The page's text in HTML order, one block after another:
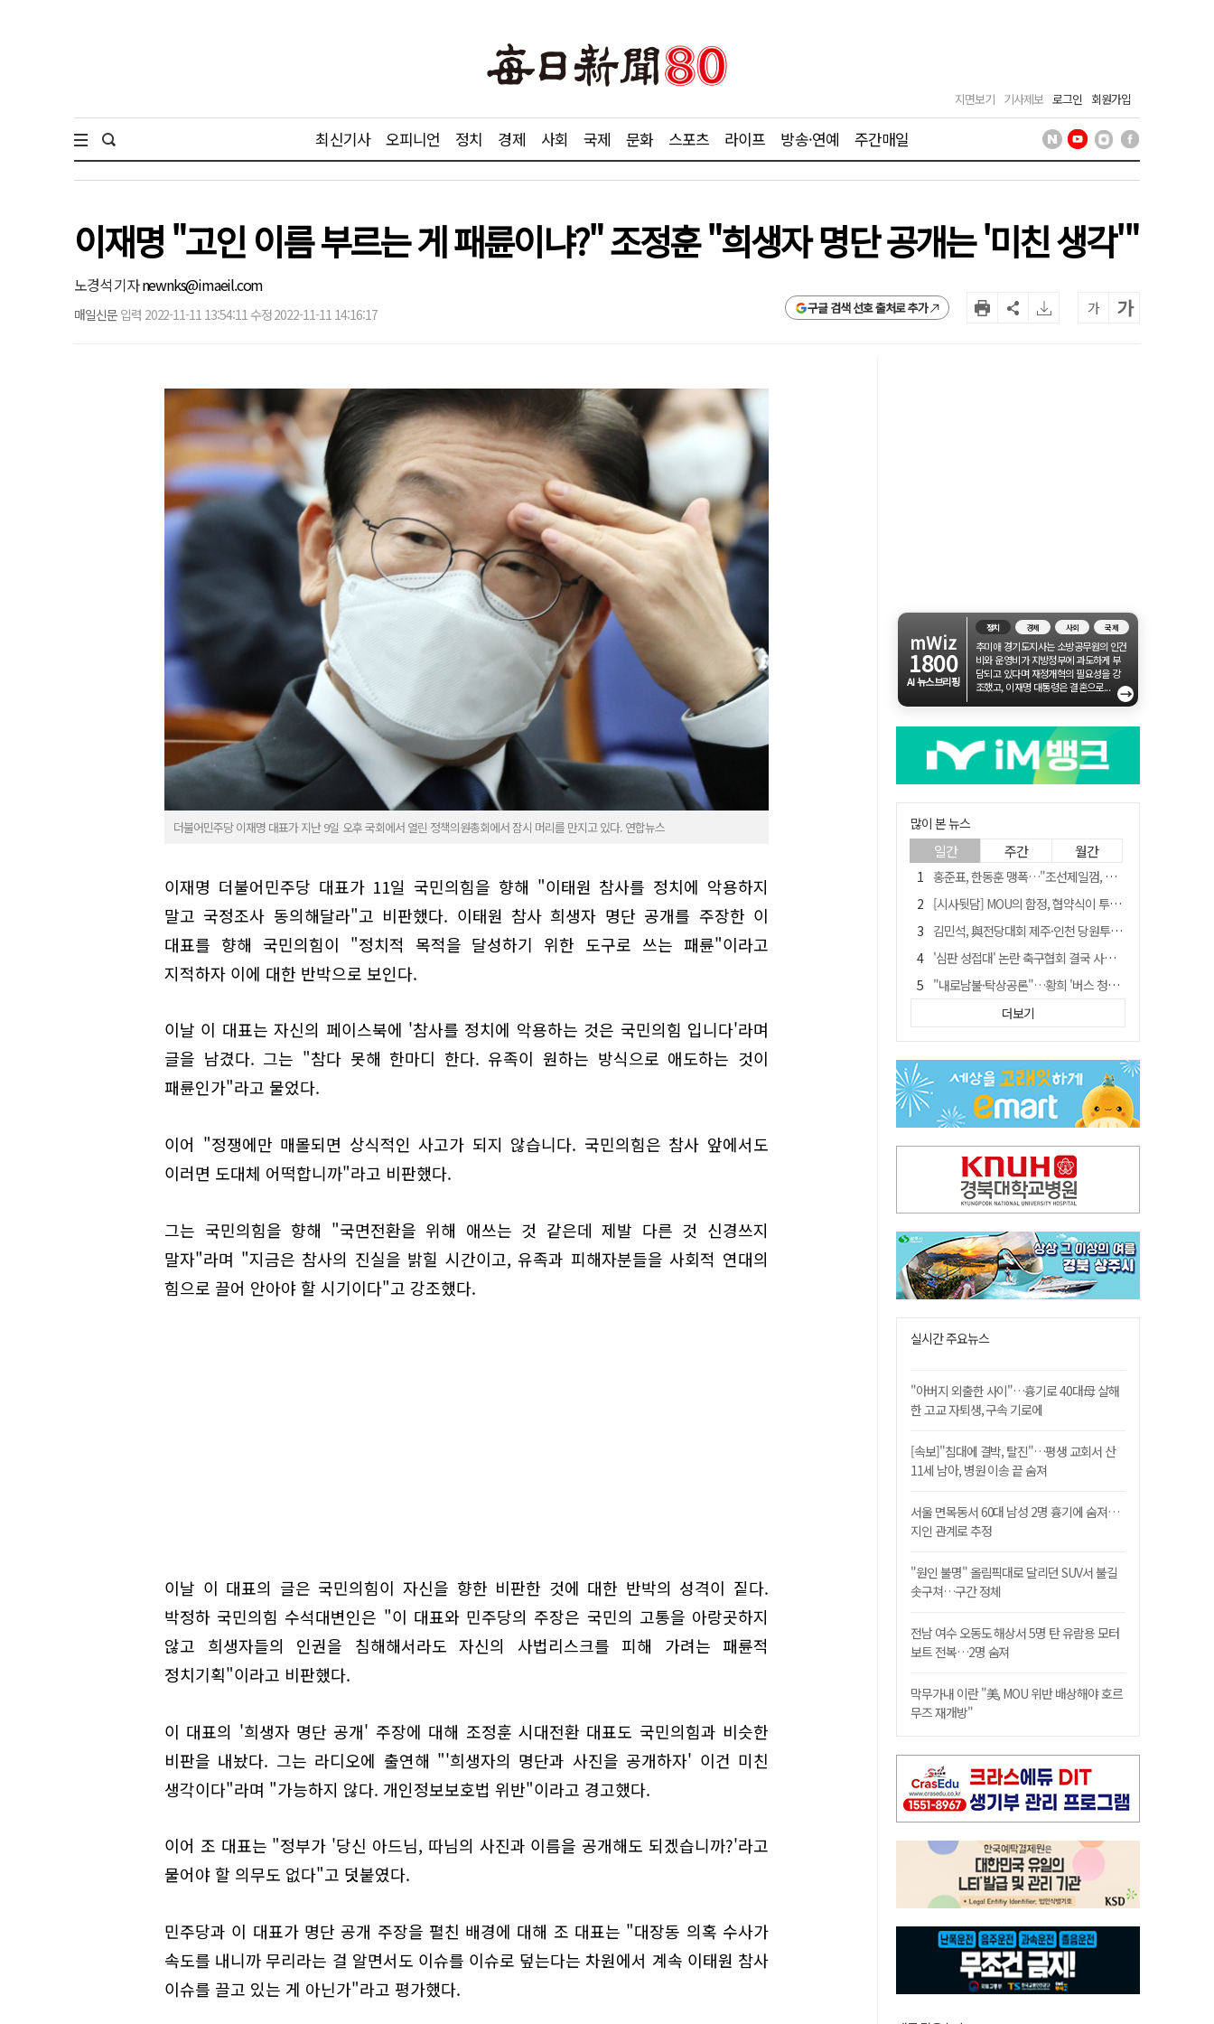
지면보기 기사제보 로그인 회원가입
최신기사 오피니언 정치 경제 사회 국제 문화 스포츠 라이프 방송·연예 주간매일
이재명 "고인 이름 부르는 게 패륜이냐?" 조정훈 "희생자 명단 공개는 '미친 생각'"
노경석 기자newnks@imaeil.com
매일신문 입력 2022-11-11 13:54:11 수정 2022-11-11 14:16:17 구글 검색 선호 출처로 추가 가 가
더불어민주당 이재명 대표가 지난 9일 오후 국회에서 열린 정책의원총회에서 잠시 머리를 만지고 있다. 연합뉴스
이재명 더불어민주당 대표가 11일 국민의힘을 향해 "이태원 참사를 정치에 악용하지
말고 국정조사 동의해달라"고 비판했다. 이태원 참사 희생자 명단 공개를 주장한 이
대표를 향해 국민의힘이 "정치적 목적을 달성하기 위한 도구로 쓰는 패륜"이라고
지적하자 이에 대한 반박으로 보인다.
이날 이 대표는 자신의 페이스북에 '참사를 정치에 악용하는 것은 국민의힘 입니다'라며
글을 남겼다. 그는 "참다 못해 한마디 한다. 유족이 원하는 방식으로 애도하는 것이
패륜인가"라고 물었다.
이어 "정쟁에만 매몰되면 상식적인 사고가 되지 않습니다. 국민의힘은 참사 앞에서도
이러면 도대체 어떡합니까"라고 비판했다.
그는 국민의힘을 향해 "국면전환을 위해 애쓰는 것 같은데 제발 다른 것 신경쓰지
말자"라며 "지금은 참사의 진실을 밝힐 시간이고, 유족과 피해자분들을 사회적 연대의
힘으로 끌어 안아야 할 시기이다"고 강조했다.
이날 이 대표의 글은 국민의힘이 자신을 향한 비판한 것에 대한 반박의 성격이 짙다.
박정하 국민의힘 수석대변인은 "이 대표와 민주당의 주장은 국민의 고통을 아랑곳하지
않고 희생자들의 인권을 침해해서라도 자신의 사법리스크를 피해 가려는 패륜적
정치기획"이라고 비판했다.
이 대표의 '희생자 명단 공개' 주장에 대해 조정훈 시대전환 대표도 국민의힘과 비슷한
비판을 내놨다. 그는 라디오에 출연해 "'희생자의 명단과 사진을 공개하자' 이건 미친
생각이다"라며 "가능하지 않다. 개인정보보호법 위반"이라고 경고했다.
이어 조 대표는 "정부가 '당신 아드님, 따님의 사진과 이름을 공개해도 되겠습니까?'라고
물어야 할 의무도 없다"고 덧붙였다.
민주당과 이 대표가 명단 공개 주장을 펼친 배경에 대해 조 대표는 "대장동 의혹 수사가
속도를 내니까 무리라는 걸 알면서도 이슈를 이슈로 덮는다는 차원에서 계속 이태원 참사
이슈를 끌고 있는 게 아닌가"라고 평가했다.
mWiz
1800
AI 뉴스브리핑
정치 경제 사회 국제
추미애 경기도지사는 소방공무원의 인건
비와 운영비가 지방정부에 과도하게 부
담되고 있다며 재정개혁의 필요성을 강
조했고, 이재명 대통령은 결혼으로...
→
많이 본 뉴스
일간 주간 월간
홍준표, 한동훈 맹폭…"조선제일껌, 권력에 살고 권력에 죽었다"
[시사뒷담] MOU의 함정, 협약식이 투자 확정은 아니긴 해
김민석, 與전당대회 제주·인천 당원투표서 승리…누적 득표는 '초박빙'
'심판 성접대' 논란 축구협회 결국 사과…"깊이 반성, 쇄신하겠다"
"내로남불·탁상공론"…황희 '버스 청년주택' 제안에 與 내부서도 쓴소리
"경로당 통장에 비밀번호가 적혀 있다"…전국 돌며 경로당 13곳 턴 30대 구속
예안향교 대성전, '국가지정 보물로 지정'
휠체어 환자 발로 밀어 숨지게 한 70대 간병인…2심도 집행유예
박권현 청도군수, 국무총리에 "청도 물 공급 최대 3만t 늘려달라"
더보기
실시간 주요뉴스
"아버지 외출한 사이"…흉기로 40대母 살해
한 고교 자퇴생, 구속 기로에
[속보]"침대에 결박, 탈진"…평생 교회서 산
11세 남아, 병원 이송 끝 숨져
서울 면목동서 60대 남성 2명 흉기에 숨져…
지인 관계로 추정
"원인 불명" 올림픽대로 달리던 SUV서 불길
솟구쳐…구간 정체
전남 여수 오동도 해상서 5명 탄 유람용 모터
보트 전복…2명 숨져
막무가내 이란 "美, MOU 위반 배상해야 호르
무즈 재개방"